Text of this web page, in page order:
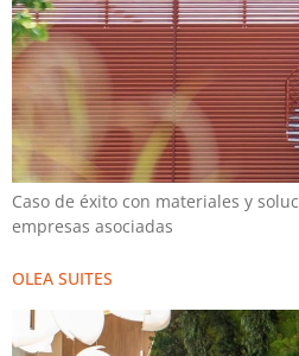
Caso de éxito con materiales y
empresas asociadas
OLEA SUITES